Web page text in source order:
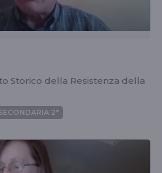
Storico della Resistenza della
2°